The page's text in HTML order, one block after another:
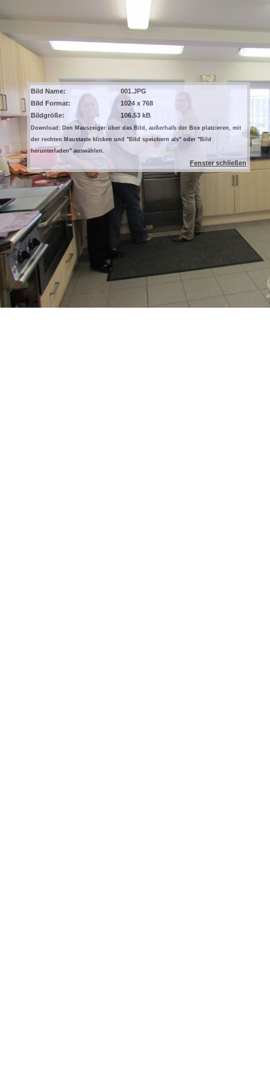
Bild Name:
001.JPG
Bild Format:
1024 x 768
Bildgröße:
106.53 kB
Download: Den Mauszeiger über das Bild, außerhalb der Box platzieren, mit
der rechten Maustaste klicken und "Bild speichern als" oder "Bild
herunterladen" auswählen.
Fenster schließen